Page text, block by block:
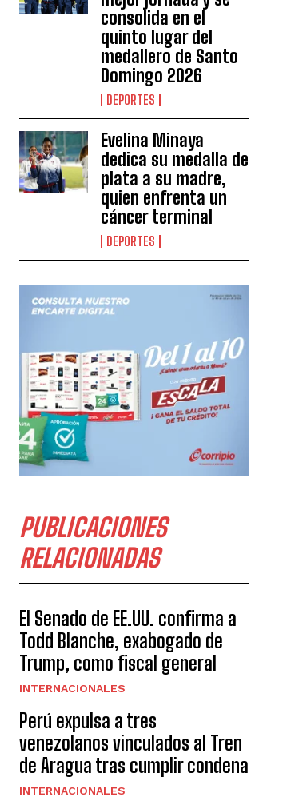
consolida en el
quinto lugar del
medallero de Santo
Domingo 2026
DEPORTES
Evelina Minaya
dedica su medalla de
plata a su madre,
quien enfrenta un
cáncer terminal
DEPORTES
PUBLICACIONES
RELACIONADAS
El Senado de EE.UU. confirma a
Todd Blanche, exabogado de
Trump, como fiscal general
INTERNACIONALES
Perú expulsa a tres
venezolanos vinculados al Tren
de Aragua tras cumplir condena
INTERNACIONALES